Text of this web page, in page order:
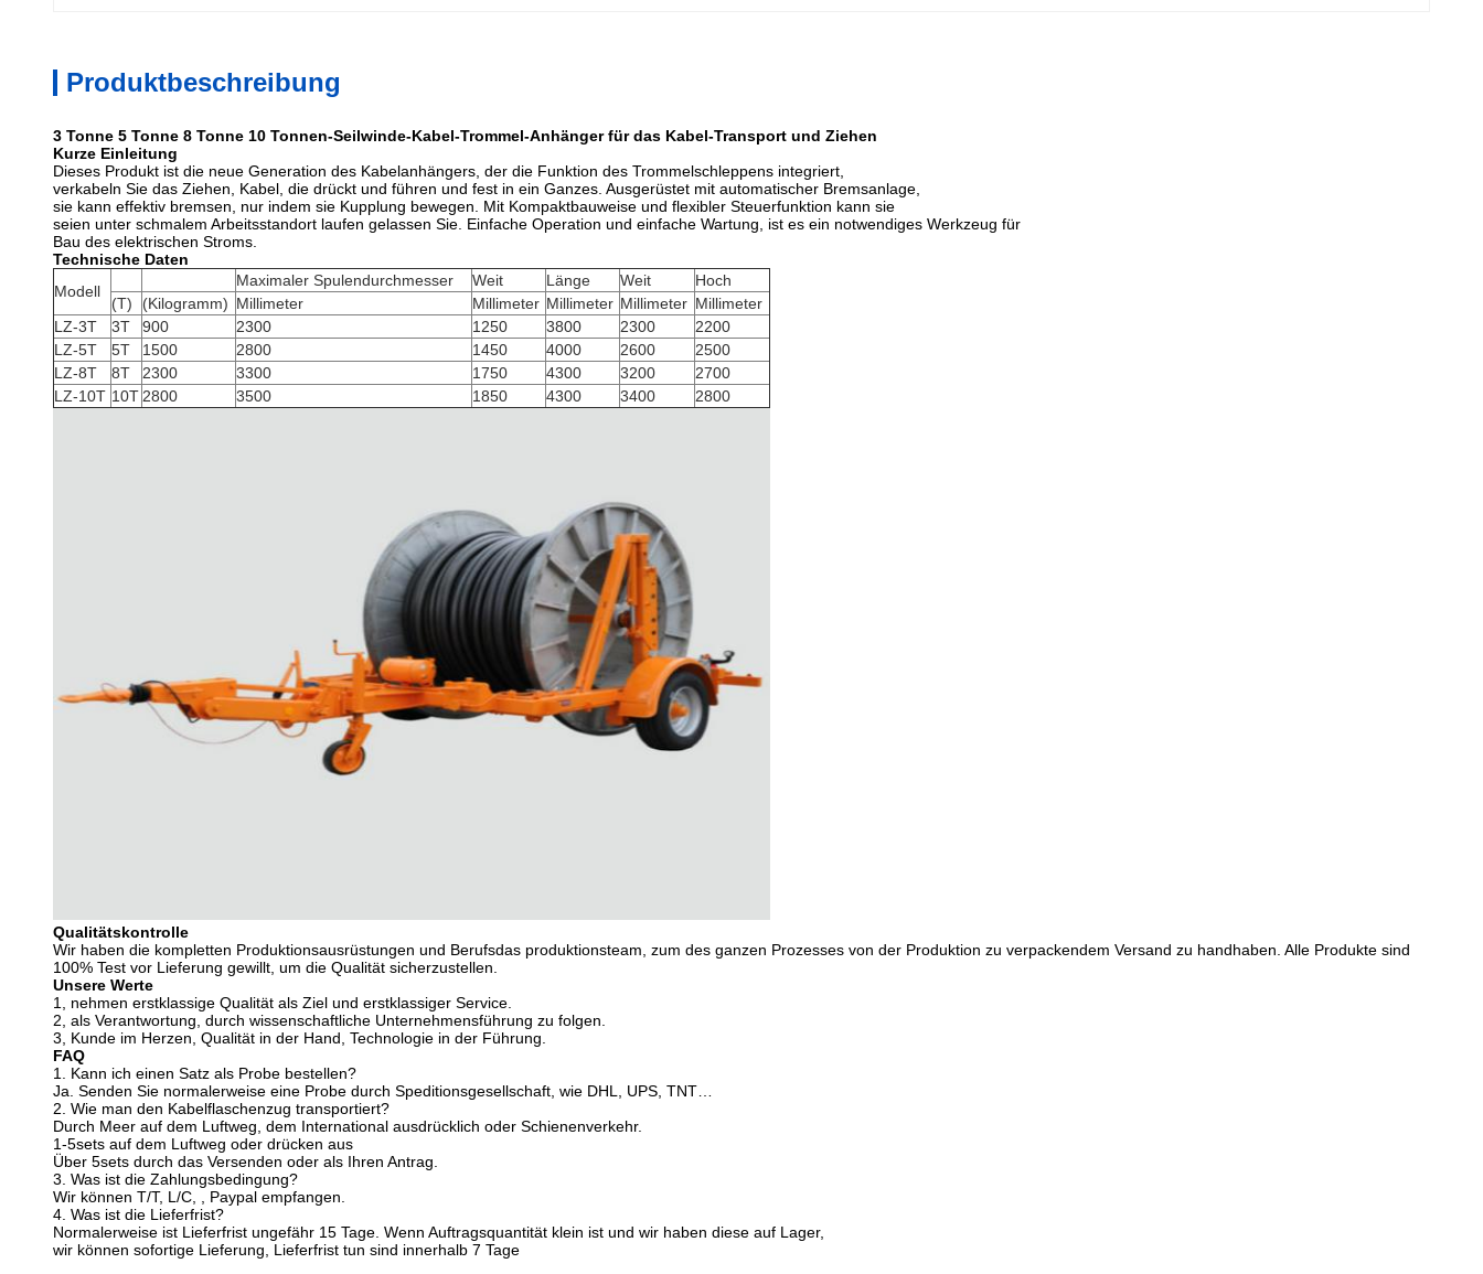
Produktbeschreibung
3 Tonne 5 Tonne 8 Tonne 10 Tonnen-Seilwinde-Kabel-Trommel-Anhänger für das Kabel-Transport und Ziehen
Kurze Einleitung
Dieses Produkt ist die neue Generation des Kabelanhängers, der die Funktion des Trommelschleppens integriert,
verkabeln Sie das Ziehen, Kabel, die drückt und führen und fest in ein Ganzes. Ausgerüstet mit automatischer Bremsanlage,
sie kann effektiv bremsen, nur indem sie Kupplung bewegen. Mit Kompaktbauweise und flexibler Steuerfunktion kann sie
seien unter schmalem Arbeitsstandort laufen gelassen Sie. Einfache Operation und einfache Wartung, ist es ein notwendiges Werkzeug für
Bau des elektrischen Stroms.
Technische Daten
Modell
Maximaler Spulendurchmesser Weit Länge Weit
Hoch
(T)
(Kilogramm) Millimeter Millimeter Millimeter Millimeter Millimeter
LZ-3T
3T 900 2300 1250 3800 2300
2200
LZ-5T
5T 1500 2800 1450 4000 2600
2500
LZ-8T
8T 2300 3300 1750 4300 3200
2700
LZ-10T 10T 2800 3500 1850 4300 3400 2800
Qualitätskontrolle
Wir haben die kompletten Produktionsausrüstungen und Berufsdas produktionsteam, zum des ganzen Prozesses von der Produktion zu verpackendem Versand zu handhaben. Alle Produkte sind
100% Test vor Lieferung gewillt, um die Qualität sicherzustellen.
Unsere Werte
1, nehmen erstklassige Qualität als Ziel und erstklassiger Service.
2, als Verantwortung, durch wissenschaftliche Unternehmensführung zu folgen.
3, Kunde im Herzen, Qualität in der Hand, Technologie in der Führung.
FAQ
1. Kann ich einen Satz als Probe bestellen?
Ja. Senden Sie normalerweise eine Probe durch Speditionsgesellschaft, wie DHL, UPS, TNT…
2. Wie man den Kabelflaschenzug transportiert?
Durch Meer auf dem Luftweg, dem International ausdrücklich oder Schienenverkehr.
1-5sets auf dem Luftweg oder drücken aus
Über 5sets durch das Versenden oder als Ihren Antrag.
3. Was ist die Zahlungsbedingung?
Wir können T/T, L/C, , Paypal empfangen.
4. Was ist die Lieferfrist?
Normalerweise ist Lieferfrist ungefähr 15 Tage. Wenn Auftragsquantität klein ist und wir haben diese auf Lager,
wir können sofortige Lieferung, Lieferfrist tun sind innerhalb 7 Tage